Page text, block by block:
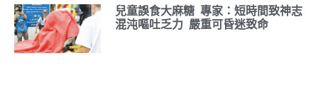
兒童誤食大麻糖 專家：短時間致神志
混沌嘔吐乏力 嚴重可昏迷致命